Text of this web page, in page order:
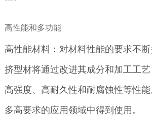
高性能和多功能
高性能材料：对材料性能的要求不
挤型材将通过改进其成分和加工工
高强度、高耐久性和耐腐蚀性等性
多高要求的应用领域中得到使用。